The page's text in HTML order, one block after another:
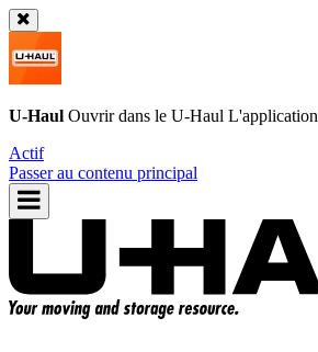
U-Haul Ouvrir dans le U-Haul L'application
Actif
Passer au contenu principal